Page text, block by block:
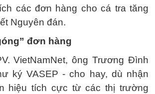
các đơn hàng cho cá tra tăng
Nguyên đán.
đơn hàng
VietNamNet, ông Trương Đình
ký VASEP - cho hay, dù nhận
hiệu tích cực từ các thị trường